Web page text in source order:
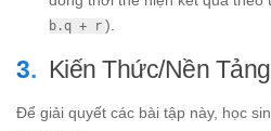
b.q + r ).
Kiến Thức/Nền
Để giải quyết các bài tập này, học